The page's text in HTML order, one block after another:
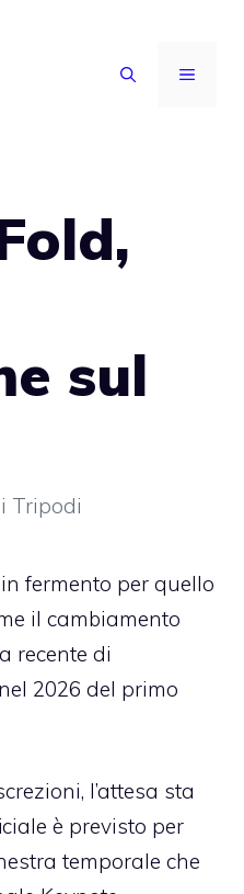
MENU
sul
Tripodi
fermento per quello
il cambiamento
recente di
2026 del primo
l’attesa sta
è previsto per
temporale che